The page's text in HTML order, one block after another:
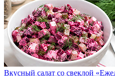
Вкусный салат со свеклой